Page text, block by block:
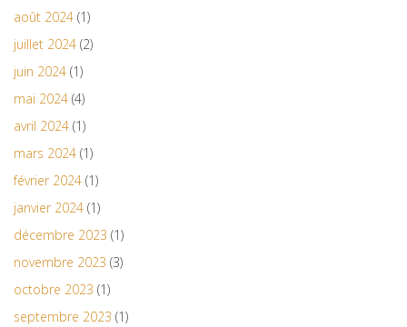
août 2024 (1)
juillet 2024 (2)
juin 2024 (1)
mai 2024 (4)
avril 2024 (1)
mars 2024 (1)
février 2024 (1)
janvier 2024 (1)
décembre 2023 (1)
novembre 2023 (3)
octobre 2023 (1)
septembre 2023 (1)